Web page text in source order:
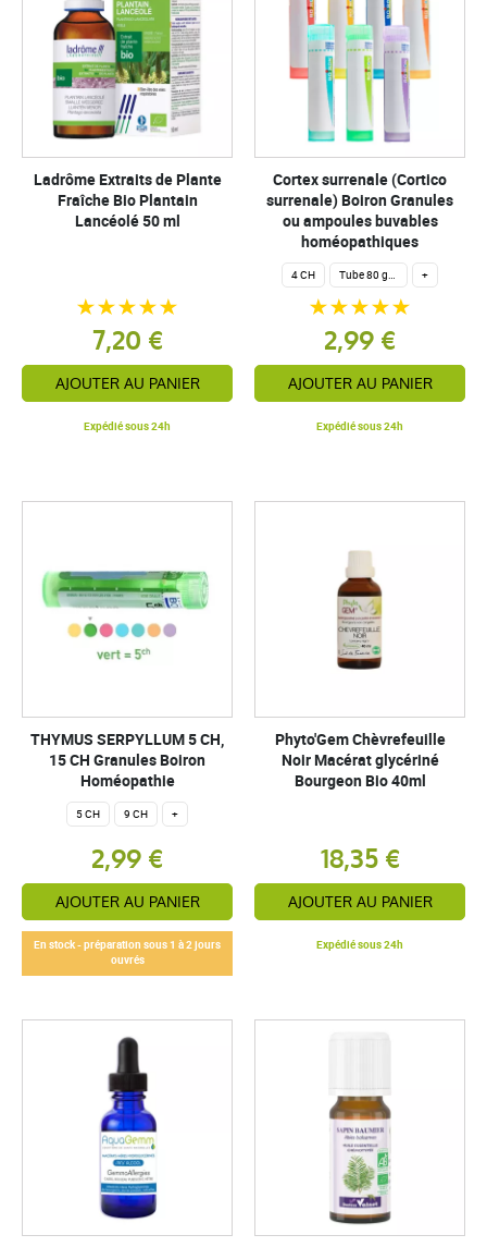
Ladrôme Extraits de Plante
Fraîche Bio Plantain
Lancéolé 50 ml
7,20 €
AJOUTER AU PANIER
Expédié sous 24h
Cortex surrenale (Cortico
surrenale) Boiron Granules
ou ampoules buvables
homéopathiques
4 CH Tube 80 granules homéopathiques 4 g. +
2,99 €
AJOUTER AU PANIER
Expédié sous 24h
THYMUS SERPYLLUM 5 CH,
15 CH Granules Boiron
Homéopathie
5 CH 9 CH +
2,99 €
AJOUTER AU PANIER
En stock - préparation sous 1 à 2 jours
ouvrés
Phyto'Gem Chèvrefeuille
Noir Macérat glycériné
Bourgeon Bio 40ml
18,35 €
AJOUTER AU PANIER
Expédié sous 24h